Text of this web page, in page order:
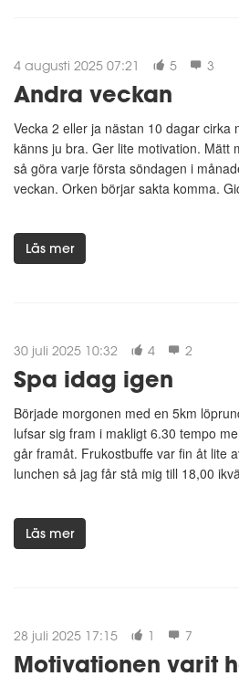
4 augusti 2025 07:21 5 3
Andra veckan
Vecka 2 eller ja nästan 10 dagar cirka
känns ju bra. Ger lite motivation. Mätt
så göra varje första söndagen i
veckan. Orken börjar sakta komma.
Läs mer
30 juli 2025 10:32 4 2
Spa idag igen
Började morgonen med en 5km
lufsar sig fram i makligt 6.30 tempo
går framåt. Frukostbuffe var fin åt lite
lunchen så jag får stå mig till 18,00
Läs mer
28 juli 2025 17:15 1 7
Motivationen varit